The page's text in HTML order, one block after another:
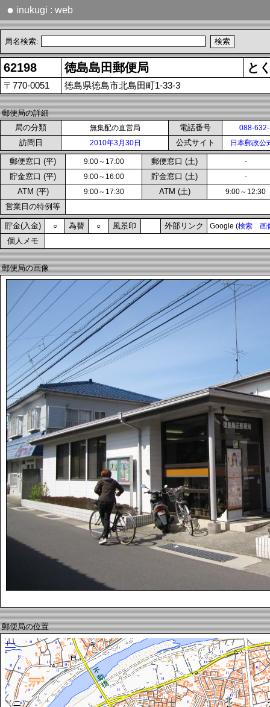
● inukugi : web
局名検索:
62198 徳島島田郵便局 と
〒770-0051 徳島県徳島市北島田町1-33-3
郵便局の詳細
局の分類
無集配の直営局 電話番号 088-
訪問日 2010年3月30日 公式サイト 日本郵政公
郵便窓口 (平) 9:00～17:00 郵便窓口 (土) -
貯金窓口 (平) 9:00～16:00 貯金窓口 (土) -
ATM (平) 9:00～17:30 ATM (土) 9:00～12:30
営業日の特例等
貯金(入金) ○ 為替 ○ 風景印 外部リンク Google (検索 画
個人メモ
郵便局の画像
郵便局の位置